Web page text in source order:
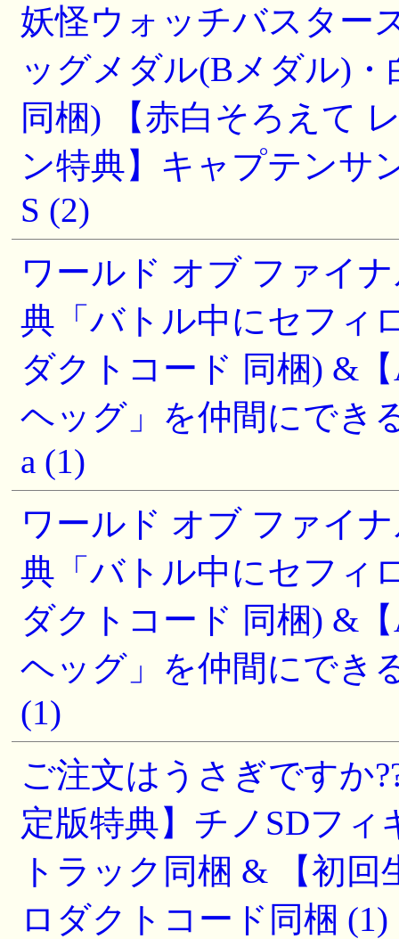
妖怪ウォッチバスター
ッグメダル(Bメダル)
同梱) 【赤白そろえて
ン特典】キャプテンサ
S (2)
ワールド オブ ファイ
典「バトル中にセフィ
ダクトコード 同梱) &
ヘッグ」を仲間にでき
a (1)
ワールド オブ ファイ
典「バトル中にセフィ
ダクトコード 同梱) &
ヘッグ」を仲間にでき
(1)
ご注文はうさぎですか
定版特典】チノSDフ
トラック同梱 & 【初
ロダクトコード同梱 (1)